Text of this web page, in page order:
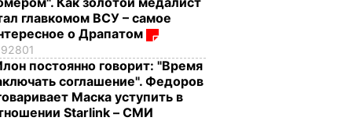
главкомом ВСУ – самое
о Драпатом
92801
постоянно говорит: "Время
соглашение". Федоров
Маска уступить в
Starlink – СМИ